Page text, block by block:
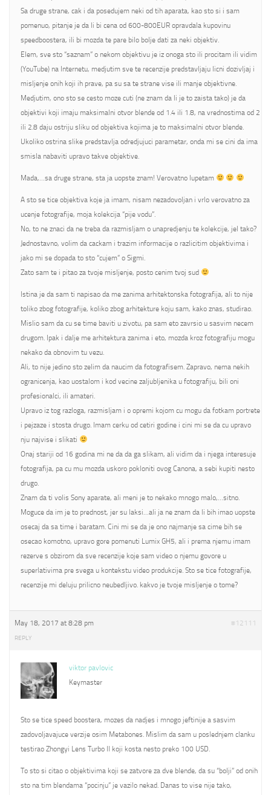
Sa druge strane, cak i da posedujem neki od tih aparata, kao sto si i sam
pomenuo, pitanje je da li bi cena od 600-800EUR opravdala kupovinu
speedboostera, ili bi mozda te pare bilo bolje dati za neki objektiv.
Elem, sve sto “saznam” o nekom objektivu je iz onoga sto ili procitam ili vidim
(YouTube) na Internetu, medjutim sve te recenzije predstavljaju licni dozivljaj i
misljenje onih koji ih prave, pa su sa te strane vise ili manje objektivne.
Medjutim, ono sto se cesto moze cuti (ne znam da li je to zaista tako) je da
objektivi koji imaju maksimalni otvor blende od 1.4 ili 1.8, na vrednostima od 2
ili 2.8 daju ostriju sliku od objektiva kojima je to maksimalni otvor blende.
Ukoliko ostrina slike predstavlja odredjujuci parametar, onda mi se cini da ima
smisla nabaviti upravo takve objektive.
Mada,…sa druge strane, sta ja uopste znam! Verovatno lupetam
A sto se tice objektiva koje ja imam, nisam nezadovoljan i vrlo verovatno za
ucenje fotografije, moja kolekcija “pije vodu”.
No, to ne znaci da ne treba da razmisljam o unapredjenju te kolekcije, jel tako?
Jednostavno, volim da cackam i trazim informacije o razlicitim objektivima i
jako mi se dopada to sto “cujem” o Sigmi.
Zato sam te i pitao za tvoje misljenje, posto cenim tvoj sud
Istina je da sam ti napisao da me zanima arhitektonska fotografija, ali to nije
toliko zbog fotografije, koliko zbog arhitekture koju sam, kako znas, studirao.
Mislio sam da cu se time baviti u zivotu, pa sam eto zavrsio u sasvim necem
drugom. Ipak i dalje me arhitektura zanima i eto, mozda kroz fotografiju mogu
nekako da obnovim tu vezu.
Ali, to nije jedino sto zelim da naucim da fotografisem. Zapravo, nema nekih
ogranicenja, kao uostalom i kod vecine zaljubljenika u fotografiju, bili oni
profesionalci, ili amateri.
Upravo iz tog razloga, razmisljam i o opremi kojom cu mogu da fotkam portrete
i pejzaze i stosta drugo. Imam cerku od cetiri godine i cini mi se da cu upravo
nju najvise i slikati
Onaj stariji od 16 godina mi ne da da ga slikam, ali vidim da i njega interesuje
fotografija, pa cu mu mozda uskoro pokloniti ovog Canona, a sebi kupiti nesto
drugo.
Znam da ti volis Sony aparate, ali meni je to nekako mnogo malo,…sitno.
Moguce da im je to prednost, jer su laksi…ali ja ne znam da li bih imao uopste
osecaj da sa time i baratam. Cini mi se da je ono najmanje sa cime bih se
osecao komotno, upravo gore pomenuti Lumix GH5, ali i prema njemu imam
rezerve s obzirom da sve recenzije koje sam video o njemu govore u
superlativima pre svega u kontekstu video produkcije. Sto se tice fotografije,
recenzije mi deluju prilicno neubedljivo. kakvo je tvoje misljenje o tome?
May 18, 2017 at 8:28 pm #12111
REPLY
viktor pavlovic
Keymaster
Sto se tice speed boostera, mozes da nadjes i mnogo jeftinije a sasvim
zadovoljavajuce verzije osim Metabones. Mislim da sam u poslednjem clanku
testirao Zhongyi Lens Turbo II koji kosta nesto preko 100 USD.
To sto si citao o objektivima koji se zatvore za dve blende, da su “bolji” od onih
sto na tim blendama “pocinju” je vazilo nekad. Danas to vise nije tako,